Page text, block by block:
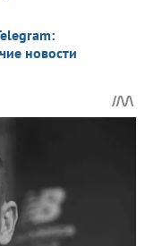
новости